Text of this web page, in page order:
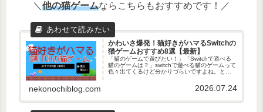
＼ 他の猫ゲームならこちらもおすすめです！／
かわいさ爆発！猫好きがハマるSwitchの
猫ゲームおすすめ8選【最新】
「猫のゲームで遊びたい！」「Switchで遊べる
猫のゲームは？」switchで遊べる猫のゲームって
色々出てくるけど分かりづらいですよね。とい
を探してきたのでご紹介します！この記事を読
nekonochiblog.com 2026.07.24